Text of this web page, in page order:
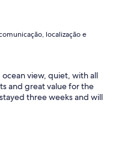
localização e
view, quiet, with all
and great value for the
three weeks and will